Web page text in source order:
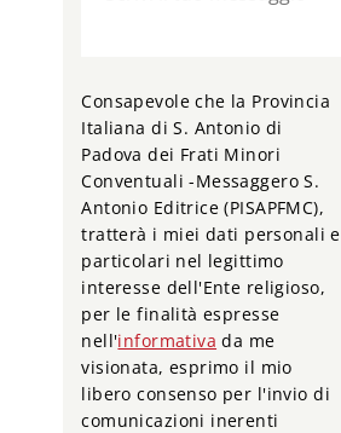
Consapevole che la Provincia
Italiana di S. Antonio di
Padova dei Frati Minori
Conventuali -Messaggero S.
Antonio Editrice (PISAPFMC),
tratterà i miei dati personali e
particolari nel legittimo
interesse dell'Ente religioso,
per le finalità espresse
nell'informativa da me
visionata, esprimo il mio
libero consenso per l'invio di
comunicazioni inerenti